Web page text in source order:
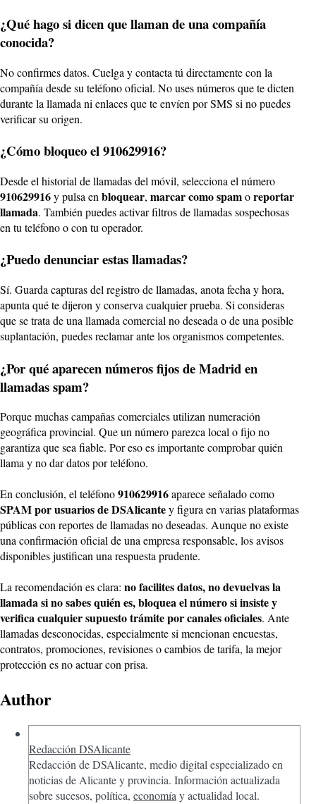
¿Qué hago si dicen que llaman de una compañía
conocida?
No confirmes datos. Cuelga y contacta tú directamente con la
compañía desde su teléfono oficial. No uses números que te dicten
durante la llamada ni enlaces que te envíen por SMS si no puedes
verificar su origen.
¿Cómo bloqueo el 910629916?
Desde el historial de llamadas del móvil, selecciona el número
910629916y pulsa en bloquear, marcar como spamoreportar
llamada. También puedes activar filtros de llamadas sospechosas
en tu teléfono o con tu operador.
¿Puedo denunciar estas llamadas?
Sí. Guarda capturas del registro de llamadas, anota fecha y hora,
apunta qué te dijeron y conserva cualquier prueba. Si consideras
que se trata de una llamada comercial no deseada o de una posible
suplantación, puedes reclamar ante los organismos competentes.
¿Por qué aparecen números fijos de Madrid en
llamadas spam?
Porque muchas campañas comerciales utilizan numeración
geográfica provincial. Que un número parezca local o fijo no
garantiza que sea fiable. Por eso es importante comprobar quién
llama y no dar datos por teléfono.
En conclusión, el teléfono910629916aparece señalado como
SPAM por usuarios de DSAlicantey figura en varias plataformas
públicas con reportes de llamadas no deseadas. Aunque no existe
una confirmación oficial de una empresa responsable, los avisos
disponibles justifican una respuesta prudente.
La recomendación es clara: no facilites datos, no devuelvas la
llamada si no sabes quién es, bloquea el número si insiste y
verifica cualquier supuesto trámite por canales oficiales. Ante
llamadas desconocidas, especialmente si mencionan encuestas,
contratos, promociones, revisiones o cambios de tarifa, la mejor
protección es no actuar con prisa.
Author
Redacción DSAlicante
Redacción de DSAlicante, medio digital especializado en
noticias de Alicante y provincia. Información actualizada
sobre sucesos, política, economía y actualidad local.